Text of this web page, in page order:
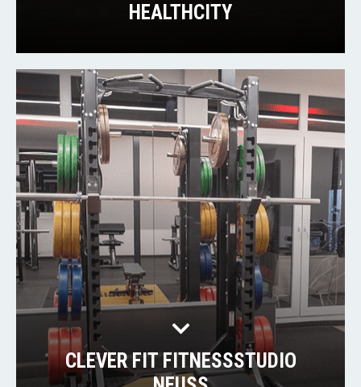
HEALTHCITY
CLEVER FIT FITNESSSTUDIO